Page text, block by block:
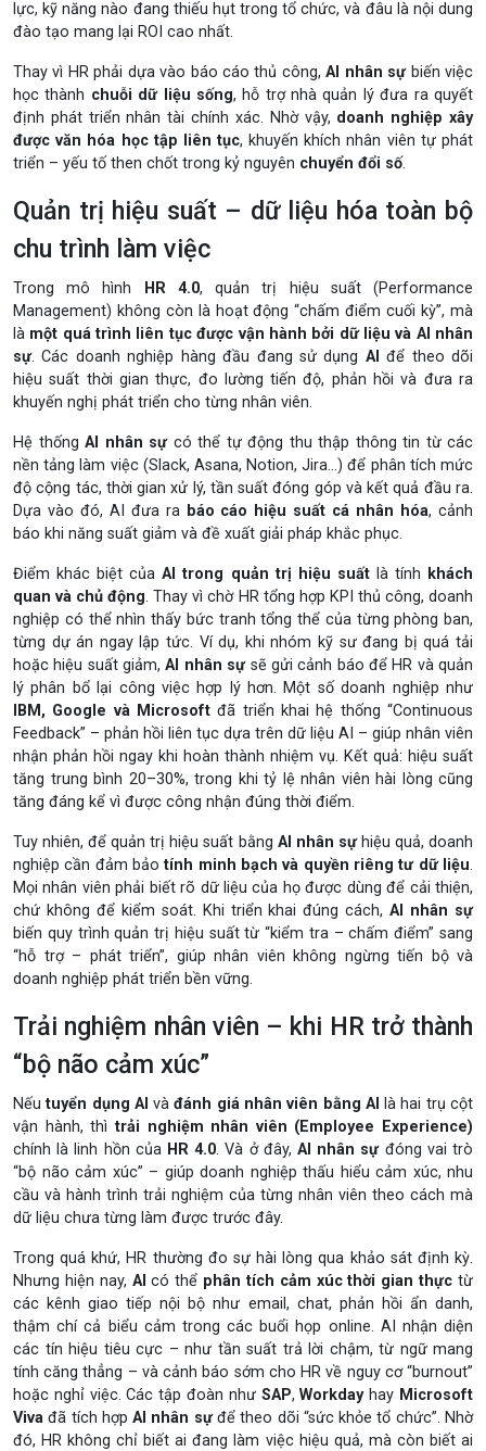
lực, kỹ năng nào đang thiếu hụt trong tổ chức, và đâu là nội dung
đào tạo mang lại ROI cao nhất.
Thay vì HR phải dựa vào báo cáo thủ công,AI nhân sựbiến việc
học thành chuỗi dữ liệu sống, hỗ trợ nhà quản lý đưa ra quyết
định phát triển nhân tài chính xác. Nhờ vậy, doanh nghiệp xây
được văn hóa học tập liên tục, khuyến khích nhân viên tự phát
triển – yếu tố then chốt trong kỷ nguyên chuyển đổi số.
Quản trị hiệu suất – dữ liệu hóa toàn bộ
chu trình làm việc
Trong mô hình HR 4.0, quản trị hiệu suất (Performance
Management) không còn là hoạt động “chấm điểm cuối kỳ”, mà
là một quá trình liên tục được vận hành bởi dữ liệu và AI nhân
sự. Các doanh nghiệp hàng đầu đang sử dụng AI để theo dõi
hiệu suất thời gian thực, đo lường tiến độ, phản hồi và đưa ra
khuyến nghị phát triển cho từng nhân viên.
Hệ thống AI nhân sựcó thể tự động thu thập thông tin từ các
nền tảng làm việc (Slack, Asana, Notion, Jira...) để phân tích mức
độ cộng tác, thời gian xử lý, tần suất đóng góp và kết quả đầu ra.
Dựa vào đó, AI đưa ra báo cáo hiệu suất cá nhân hóa, cảnh
báo khi năng suất giảm và đề xuất giải pháp khắc phục.
Điểm khác biệt củaAI trong quản trị hiệu suấtlà tính khách
quan và chủ động. Thay vì chờ HR tổng hợp KPI thủ công, doanh
nghiệp có thể nhìn thấy bức tranh tổng thể của từng phòng ban,
từng dự án ngay lập tức. Ví dụ, khi nhóm kỹ sư đang bị quá tải
hoặc hiệu suất giảm,AI nhân sựsẽ gửi cảnh báo để HR và quản
lý phân bổ lại công việc hợp lý hơn. Một số doanh nghiệp như
IBM, Google và Microsoft đã triển khai hệ thống “Continuous
Feedback” – phản hồi liên tục dựa trên dữ liệu AI – giúp nhân viên
nhận phản hồi ngay khi hoàn thành nhiệm vụ. Kết quả: hiệu suất
tăng trung bình 20–30%, trong khi tỷ lệ nhân viên hài lòng cũng
tăng đáng kể vì được công nhận đúng thời điểm.
Tuy nhiên, để quản trị hiệu suất bằng AI nhân sựhiệu quả, doanh
nghiệp cần đảm bảotính minh bạch và quyền riêng tư dữ liệu.
Mọi nhân viên phải biết rõ dữ liệu của họ được dùng để cải thiện,
chứ không để kiểm soát. Khi triển khai đúng cách,AI nhân sự
biến quy trình quản trị hiệu suất từ “kiểm tra – chấm điểm” sang
“hỗ trợ – phát triển”, giúp nhân viên không ngừng tiến bộ và
doanh nghiệp phát triển bền vững.
Trải nghiệm nhân viên – khi HR trở thành
“bộ não cảm xúc”
Nếutuyển dụng AI vàđánh giá nhân viên bằng AI là hai trụ cột
vận hành, thìtrải nghiệm nhân viên (Employee Experience)
chính là linh hồn của HR 4.0. Và ở đây,AI nhân sựđóng vai trò
“bộ não cảm xúc” – giúp doanh nghiệp thấu hiểu cảm xúc, nhu
cầu và hành trình trải nghiệm của từng nhân viên theo cách mà
dữ liệu chưa từng làm được trước đây.
Trong quá khứ, HR thường đo sự hài lòng qua khảo sát định kỳ.
Nhưng hiện nay, AI có thể phân tích cảm xúc thời gian thực từ
các kênh giao tiếp nội bộ như email, chat, phản hồi ẩn danh,
thậm chí cả biểu cảm trong các buổi họp online. AI nhận diện
các tín hiệu tiêu cực – như tần suất trả lời chậm, từ ngữ mang
tính căng thẳng – và cảnh báo sớm cho HR về nguy cơ “burnout”
hoặc nghỉ việc. Các tập đoàn như SAP,Workdayhay Microsoft
Viva đã tích hợpAI nhân sựđể theo dõi “sức khỏe tổ chức”. Nhờ
đó, HR không chỉ biết ai đang làm việc hiệu quả, mà còn biết ai